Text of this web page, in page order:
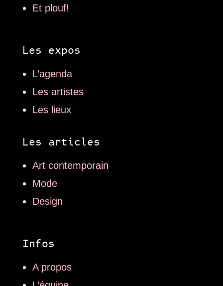
Et plouf!
Les expos
L’agenda
Les artistes
Les lieux
Les articles
Art contemporain
Mode
Design
Infos
A propos